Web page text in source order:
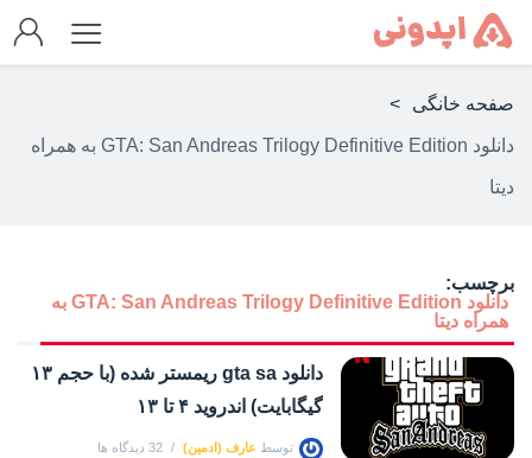
صفحه خانگی >
دانلود GTA: San Andreas Trilogy Definitive Edition به همراه
دیتا
برچسب:
دانلود GTA: San Andreas Trilogy Definitive Edition به
همراه دیتا
دانلود gta sa ریمستر شده (با حجم ۱۳
گیگابایت) اندروید ۴ تا ۱۳
توسط عارف (ادمین) 32 دیدگاه ها